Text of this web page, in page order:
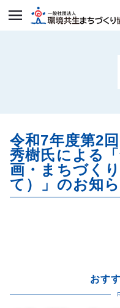
令和7年度第2
秀樹氏による
画・まちづく
て）」のお知
おす